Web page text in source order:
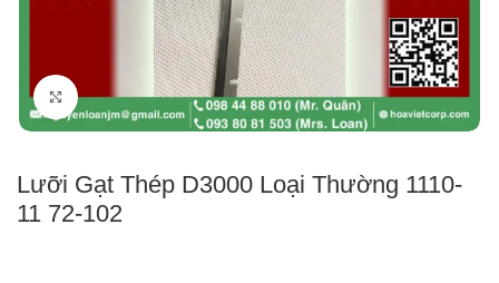
Click to enlarge
Lưỡi Gạt Thép D3000 Loại Thường 1110-
11 72-102